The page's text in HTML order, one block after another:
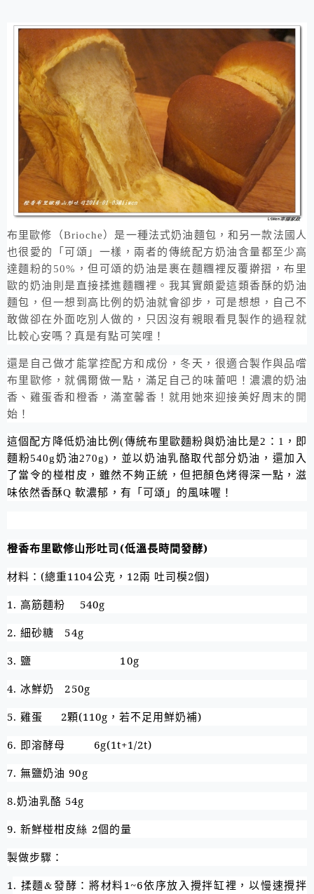
布里歐修（Brioche ）是一種法式奶油麵包，和另一款法國人
也很愛的「可頌」一樣，兩者的傳統配方奶油含量都至少高
達麵粉的 50% ，但可頌的奶油是裹在麵糰裡反覆擀摺，布里
歐的奶油則是直接揉進麵糰裡。我其實頗愛這類香酥的奶油
麵包，但一想到高比例的奶油就會卻步，可是想想，自己不
敢做卻在外面吃別人做的，只因沒有親眼看見製作的過程就
比較心安嗎？真是有點可笑哩！
還是自己做才能掌控配方和成份，冬天，很適合製作與品嚐
布里歐修，就偶爾做一點，滿足自己的味蕾吧！濃濃的奶油
香、雞蛋香和橙香，滿室馨香！就用她來迎接美好周末的開
始！
這個配方降低奶油比例(傳統布里歐麵粉與奶油比是2：1，即
麵粉540g奶油270g)，並以奶油乳酪取代部分奶油，還加入
了當令的椪柑皮，雖然不夠正統，但把顏色烤得深一點，滋
味依然香酥Q軟濃郁，有「可頌」的風味喔！
橙香布里歐修山形吐司(低溫長時間發酵)
材料：(總重1104公克， 12兩 吐司模2個)
1.高筋麵粉 540g
2.細砂糖 54g
3. 鹽 10g
4.冰鮮奶
250g
5.雞蛋 2顆(110g ，若不足用鮮奶補)
6. 即溶酵母 6g(1t+1/2t)
7.無鹽奶油 90g
8.奶油乳酪 54g
9.新鮮椪柑皮絲 2個的量
製做步驟：
1. 揉麵&發酵：將材料1~6依序放入攪拌缸裡，以慢速攪拌